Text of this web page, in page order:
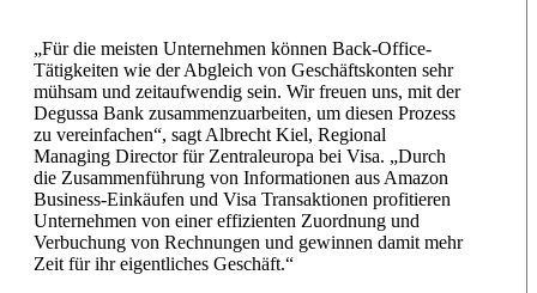
„Für die meisten Unternehmen können Back-Office-
Tätigkeiten wie der Abgleich von Geschäftskonten sehr
mühsam und zeitaufwendig sein. Wir freuen uns, mit der
Degussa Bank zusammenzuarbeiten, um diesen Prozess
zu vereinfachen“, sagt Albrecht Kiel, Regional
Managing Director für Zentraleuropa bei Visa. „Durch
die Zusammenführung von Informationen aus Amazon
Business-Einkäufen und Visa Transaktionen profitieren
Unternehmen von einer effizienten Zuordnung und
Verbuchung von Rechnungen und gewinnen damit mehr
Zeit für ihr eigentliches Geschäft.“